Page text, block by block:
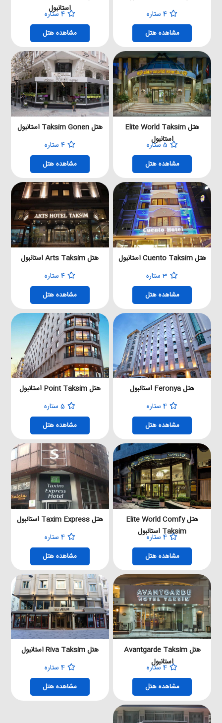
4 ستاره
مشاهده هتل
استانبول
4 ستاره
مشاهده هتل
هتل Elite World Taksim
استانبول
5 ستاره
مشاهده هتل
هتل Taksim Gonen استانبول
4 ستاره
مشاهده هتل
هتل Cuento Taksim استانبول
3 ستاره
مشاهده هتل
هتل Arts Taksim استانبول
4 ستاره
مشاهده هتل
هتل Feronya استانبول
4 ستاره
مشاهده هتل
هتل Point Taksim استانبول
5 ستاره
مشاهده هتل
هتل Elite World Comfy
Taksim استانبول
4 ستاره
مشاهده هتل
هتل Taxim Express استانبول
4 ستاره
مشاهده هتل
هتل Avantgarde Taksim
استانبول
4 ستاره
مشاهده هتل
هتل Riva Taksim استانبول
4 ستاره
مشاهده هتل